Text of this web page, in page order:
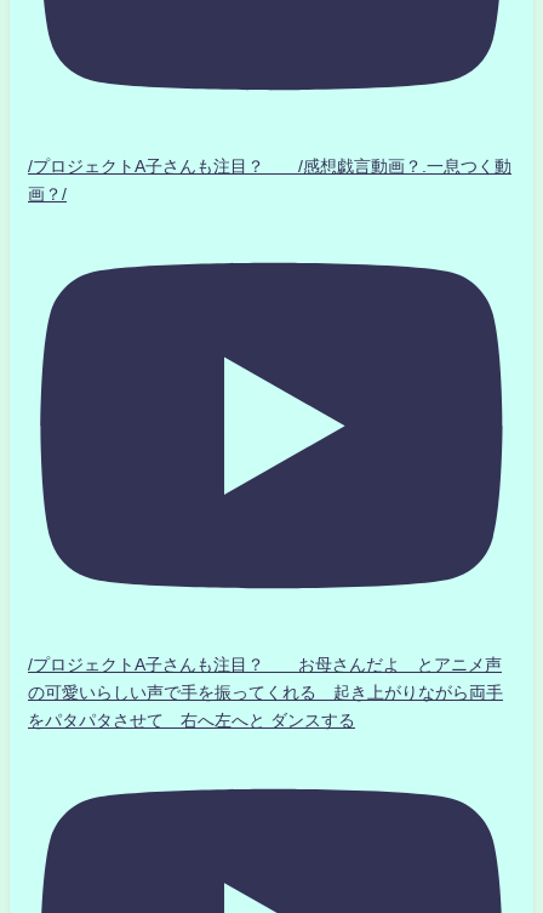
/プロジェクトA子さんも注目？ /感想戯言動画？.一息つく動
画？/
/プロジェクトA子さんも注目？ お母さんだよ とアニメ声
の可愛いらしい声で手を振ってくれる 起き上がりながら両手
をパタパタさせて 右へ左へと ダンスする